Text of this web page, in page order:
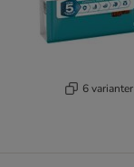
6 varianter